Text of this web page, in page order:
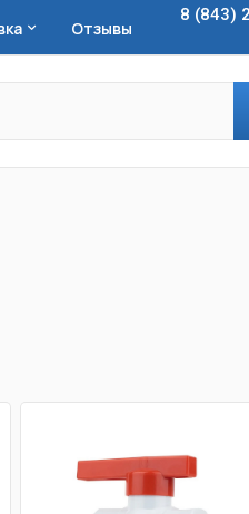
Отзывы
8 (843)